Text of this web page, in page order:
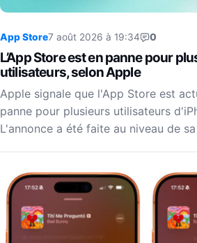
App Store7 août 2026 à 19:34 0
L’App Store est en panne pour
utilisateurs, selon Apple
Apple signale que l'App Store est
panne pour plusieurs utilisateurs
L'annonce a été faite au niveau de